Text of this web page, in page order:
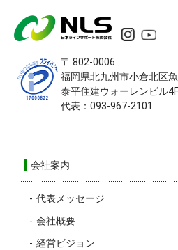
〒 802-0006
福岡県北九州市小倉北区
泰平住建ウォーレンビル4F
代表：093-967-2101
会社案内
代表メッセージ
会社概要
経営ビジョン